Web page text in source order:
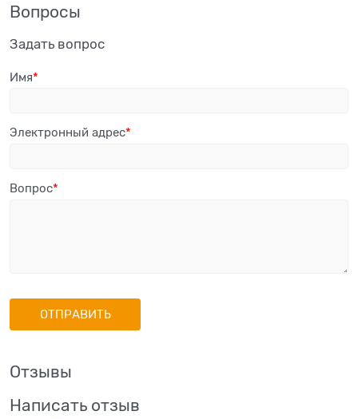
Вопросы
Задать вопрос
Имя
Электронный адрес
Вопрос
Отзывы
Написать отзыв